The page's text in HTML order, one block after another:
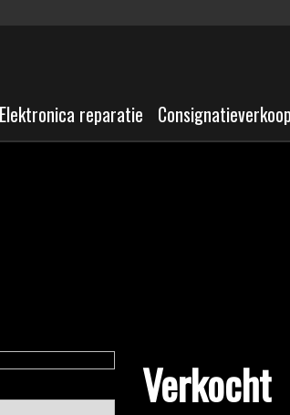
Elektronica reparatie Consignatieverkoop
Verkocht